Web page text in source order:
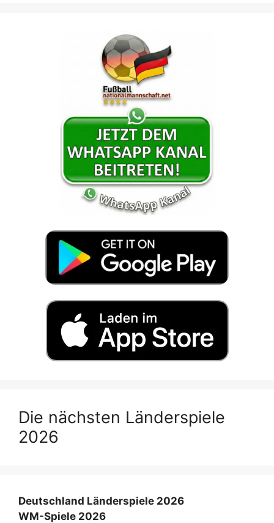
Die nächsten Länderspiele
2026
Deutschland Länderspiele 2026
WM-Spiele 2026